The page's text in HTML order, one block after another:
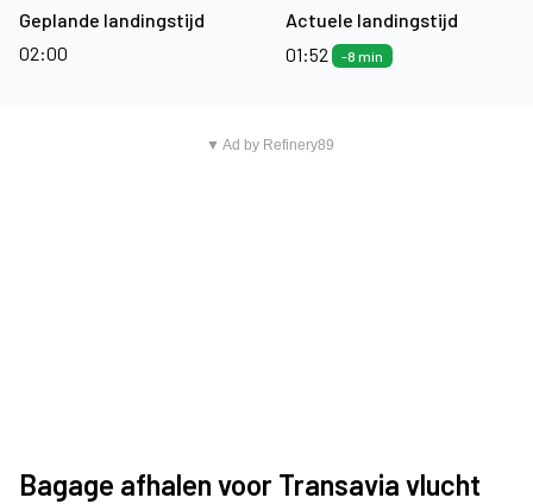
Geplande landingstijd
02:00
Actuele landingstijd
01:52
-8 min
▼ Ad by Refinery89
Bagage afhalen voor Transavia vlucht